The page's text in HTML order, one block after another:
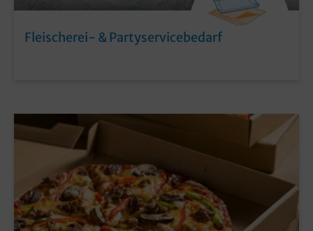
Fleischerei- & Partyservicebedarf